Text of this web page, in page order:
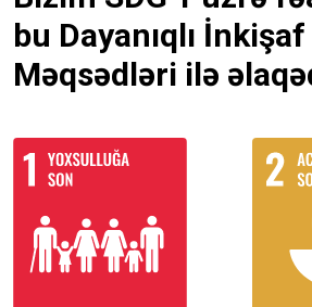
bu Dayanıqlı İnkişaf
Məqsədləri ilə